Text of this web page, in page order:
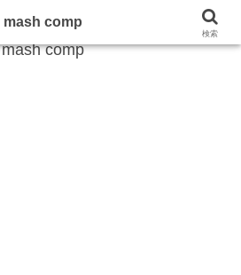
mash comp
mash comp
検索